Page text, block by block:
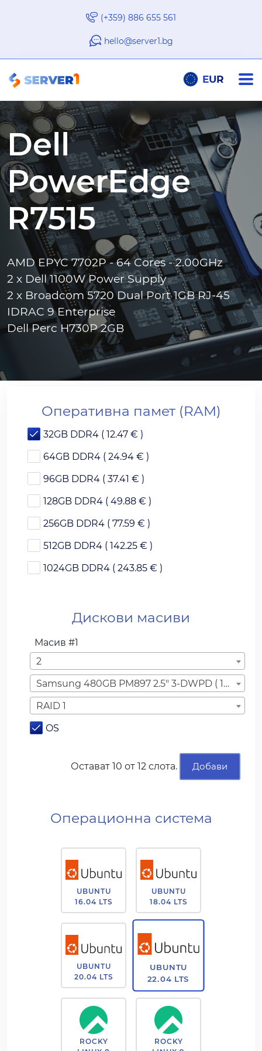
(+359) 886 655 561
hello@server1.bg
EUR
Dell
PowerEdge
R7515
AMD EPYC 7702P - 64 Cores - 2.00GHz
2 x Dell 1100W Power Supply
2 x Broadcom 5720 Dual Port 1GB RJ-45
IDRAC 9 Enterprise
Dell Perc H730P 2GB
Оперативна памет (RAM)
32GB DDR4 ( 12.47 € )
64GB DDR4 ( 24.94 € )
96GB DDR4 ( 37.41 € )
128GB DDR4 ( 49.88 € )
256GB DDR4 ( 77.59 € )
512GB DDR4 ( 142.25 € )
1024GB DDR4 ( 243.85 € )
Дискови масиви
Масив #1
2
Samsung 480GB PM897 2.5" 3-DWPD ( 15.00 € )
RAID 1
OS
Остават 10 от 12 слота. Добави
Операционна система
UBUNTU
16.04 LTS
UBUNTU
18.04 LTS
UBUNTU
20.04 LTS
UBUNTU
22.04 LTS
ROCKY
ROCKY